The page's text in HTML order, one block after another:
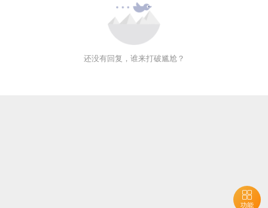
功能
还没有回复，谁来打破尴尬？